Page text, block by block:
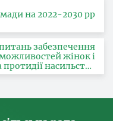
на 2022-2030 рр
забезпечення
жінок і
насильству
здійснення заходів,